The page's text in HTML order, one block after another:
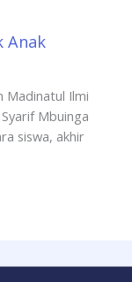
Anak
Madinatul Ilmi
Mbuinga
siswa, akhir